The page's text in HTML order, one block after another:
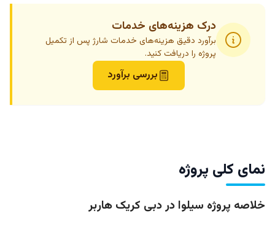
درک هزینه‌های خدمات
برآورد دقیق هزینه‌های خدمات شارژ پس از تکمیل
پروژه را دریافت کنید.
بررسی برآورد
نمای کلی پروژه
خلاصه پروژه سیلوا در دبی کریک هاربر